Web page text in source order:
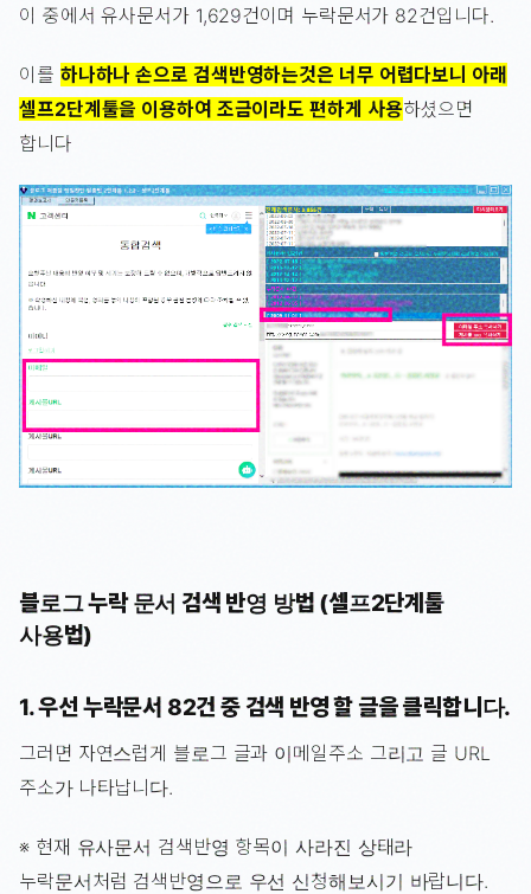
이 중에서 유사문서가 1,629건이며 누락문서가 82건입니다.
이를 하나하나 손으로 검색반영하는것은 너무 어렵다보니 아래
셀프2단계툴을 이용하여 조금이라도 편하게 사용하셨으면
합니다
블로그 누락 문서 검색 반영 방법 (셀프2단계툴
사용법)
1. 우선 누락문서 82건 중 검색 반영 할 글을 클릭합니다.
그러면 자연스럽게 블로그 글과 이메일주소 그리고 글 URL
주소가 나타납니다.
※ 현재 유사문서 검색반영 항목이 사라진 상태라
누락문서처럼 검색반영으로 우선 신청해보시기 바랍니다.